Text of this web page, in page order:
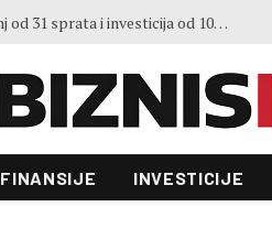
Predstavljen projekt “Galeria”: Toranj od 31 sprata i investicija od 100 miliona KM, gradnja već počela
FINANSIJE INVESTICIJE